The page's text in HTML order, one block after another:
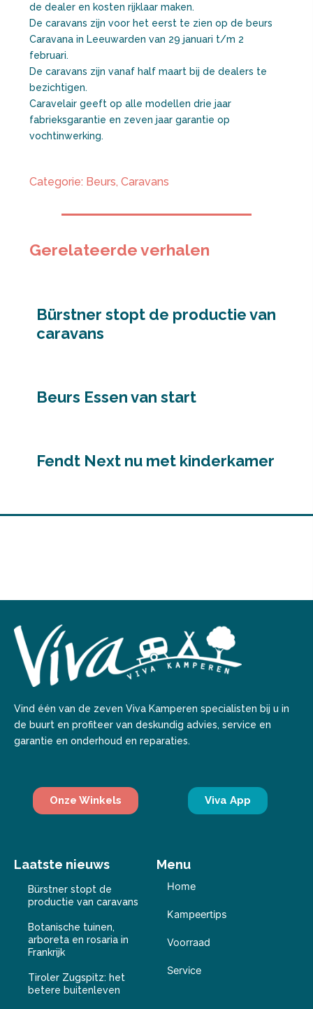
de dealer en kosten rijklaar maken.
De caravans zijn voor het eerst te zien op de beurs
Caravana in Leeuwarden van 29 januari t/m 2
februari.
De caravans zijn vanaf half maart bij de dealers te
bezichtigen.
Caravelair geeft op alle modellen drie jaar
fabrieksgarantie en zeven jaar garantie op
vochtinwerking.
Categorie: Beurs,Caravans
Gerelateerde verhalen
Bürstner stopt de productie van
caravans
Beurs Essen van start
Fendt Next nu met kinderkamer
Vind één van de zeven Viva Kamperen specialisten bij u in
de buurt en profiteer van deskundig advies, service en
garantie en onderhoud en reparaties.
Onze Winkels Viva App
Laatste nieuws
Bürstner stopt de
productie van caravans
Botanische tuinen,
arboreta en rosaria in
Frankrijk
Tiroler Zugspitz: het
betere buitenleven
Menu
Home
Kampeertips
Voorraad
Service